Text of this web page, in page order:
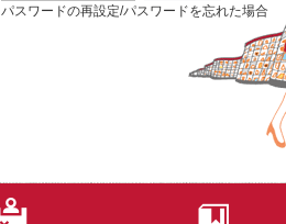
パスワードの再設定/パスワードを忘れた場合